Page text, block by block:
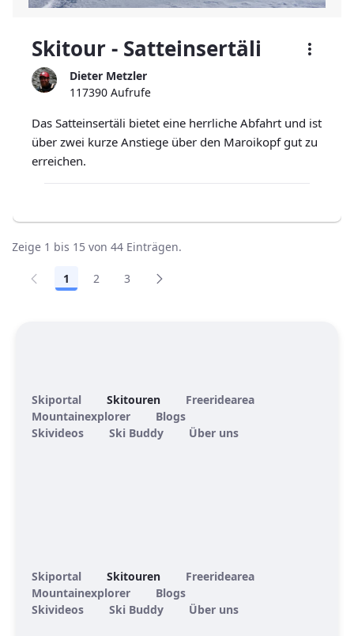
Skitour - Satteinsertäli
Dieter Metzler
117390 Aufrufe
Das Satteinsertäli bietet eine herrliche Abfahrt und ist
über zwei kurze Anstiege über den Maroikopf gut zu
erreichen.
Zeige 1 bis 15 von 44 Einträgen.
Seite
1 Seite
2 Seite
3
Skiportal Skitouren
Freeridearea
Mountainexplorer
Blogs
Skivideos
Ski Buddy Über uns
Skiportal Skitouren
Freeridearea
Mountainexplorer
Blogs
Skivideos
Ski Buddy Über uns